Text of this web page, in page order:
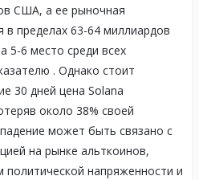
США, а ее рыночная
в пределах 63-64 миллиардов
5-6 место среди всех
. Однако стоит
30 дней цена Solana
около 38% своей
может быть связано с
на рынке альткоинов,
напряженности и